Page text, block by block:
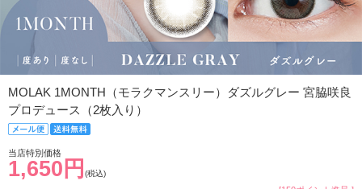
MOLAK 1MONTH（モラクマンスリー）ダズルグレー 宮脇咲良
プロデュース（2枚入り）
当店特別価格
1,650円 (税込)